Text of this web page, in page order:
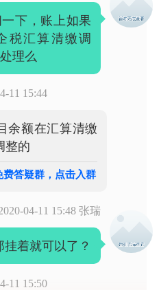
下，账上如果
税汇算清缴调
理么
11 15:44
余额在汇算清缴
整的
费答疑群，点击入群
04-11 15:48 张瑞
挂着就可以了？
11 15:50